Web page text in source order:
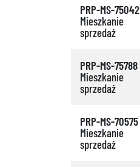
PRP-MS-75042
Mieszkanie
sprzedaż
PRP-MS-75788
Mieszkanie
sprzedaż
PRP-MS-70575
Mieszkanie
sprzedaż